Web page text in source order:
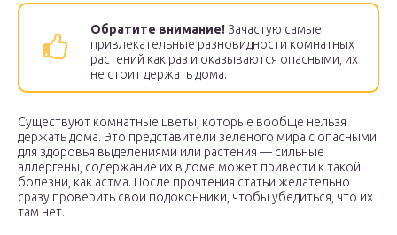
Обратите внимание! Зачастую самые
привлекательные разновидности комнатных
растений как раз и оказываются опасными, их
не стоит держать дома.
Существуют комнатные цветы, которые вообще нельзя
держать дома. Это представители зеленого мира с опасными
для здоровья выделениями или растения — сильные
аллергены, содержание их в доме может привести к такой
болезни, как астма. После прочтения статьи желательно
сразу проверить свои подоконники, чтобы убедиться, что их
там нет.